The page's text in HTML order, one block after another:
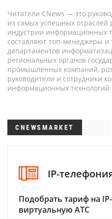
Читатели CNews — это
из самых успешных отраслей
индустрии информационных
составляют топ-менеджеры и
департаментов
региональных органов
промышленных компаний,
руководители и сотрудники
информационных технологий
CNEWSMARKET
IP-
Подобрать тариф на
виртуальную АТС